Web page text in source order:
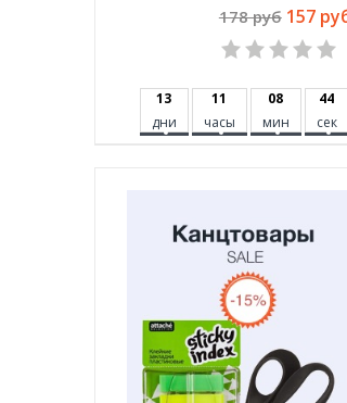
178 руб 157
13
дни
11
часы
08
мин
43
сек